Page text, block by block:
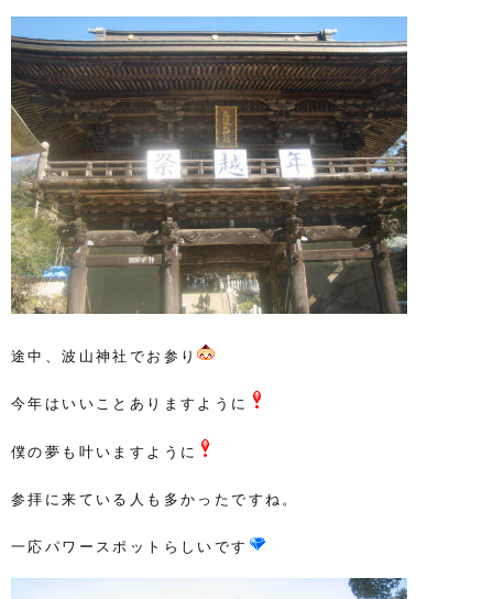
途中、波山神社でお参り
今年はいいことありますように
僕の夢も叶いますように
参拝に来ている人も多かったですね。
一応パワースポットらしいです